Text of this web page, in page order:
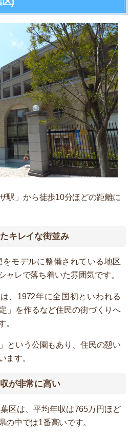
駅」から徒歩10分ほどの距離に
キレイな街並み
モデルに整備されている地区
ャレで落ち着いた雰囲気です。
、1972年に全国初といわれる
」を作るなど住民の街づくりへ
。
という公園もあり、住民の憩い
ます。
が非常に高い
区は、平均年収は765万円ほど
の中では1番高いです。